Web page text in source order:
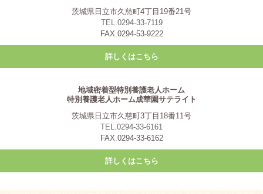
茨城県日立市久慈町4丁目19番21号
TEL.0294-33-7119
FAX.0294-53-9222
詳しくはこちら
地域密着型特別養護老人ホーム
特別養護老人ホーム成華園サテライト
茨城県日立市久慈町3丁目18番11号
TEL.0294-33-6161
FAX.0294-33-6162
詳しくはこちら